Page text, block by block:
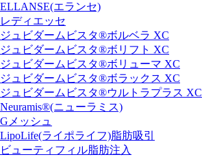
ELLANSE(エランセ)
レディエッセ
ジュビダームビスタ®ボルベラ XC
ジュビダームビスタ®ボリフト XC
ジュビダームビスタ®ボリューマ XC
ジュビダームビスタ®ボラックス XC
ジュビダームビスタ®ウルトラプラス XC
Neuramis®(ニューラミス)
Gメッシュ
LipoLife(ライポライフ)脂肪吸引
ビューティフィル脂肪注入